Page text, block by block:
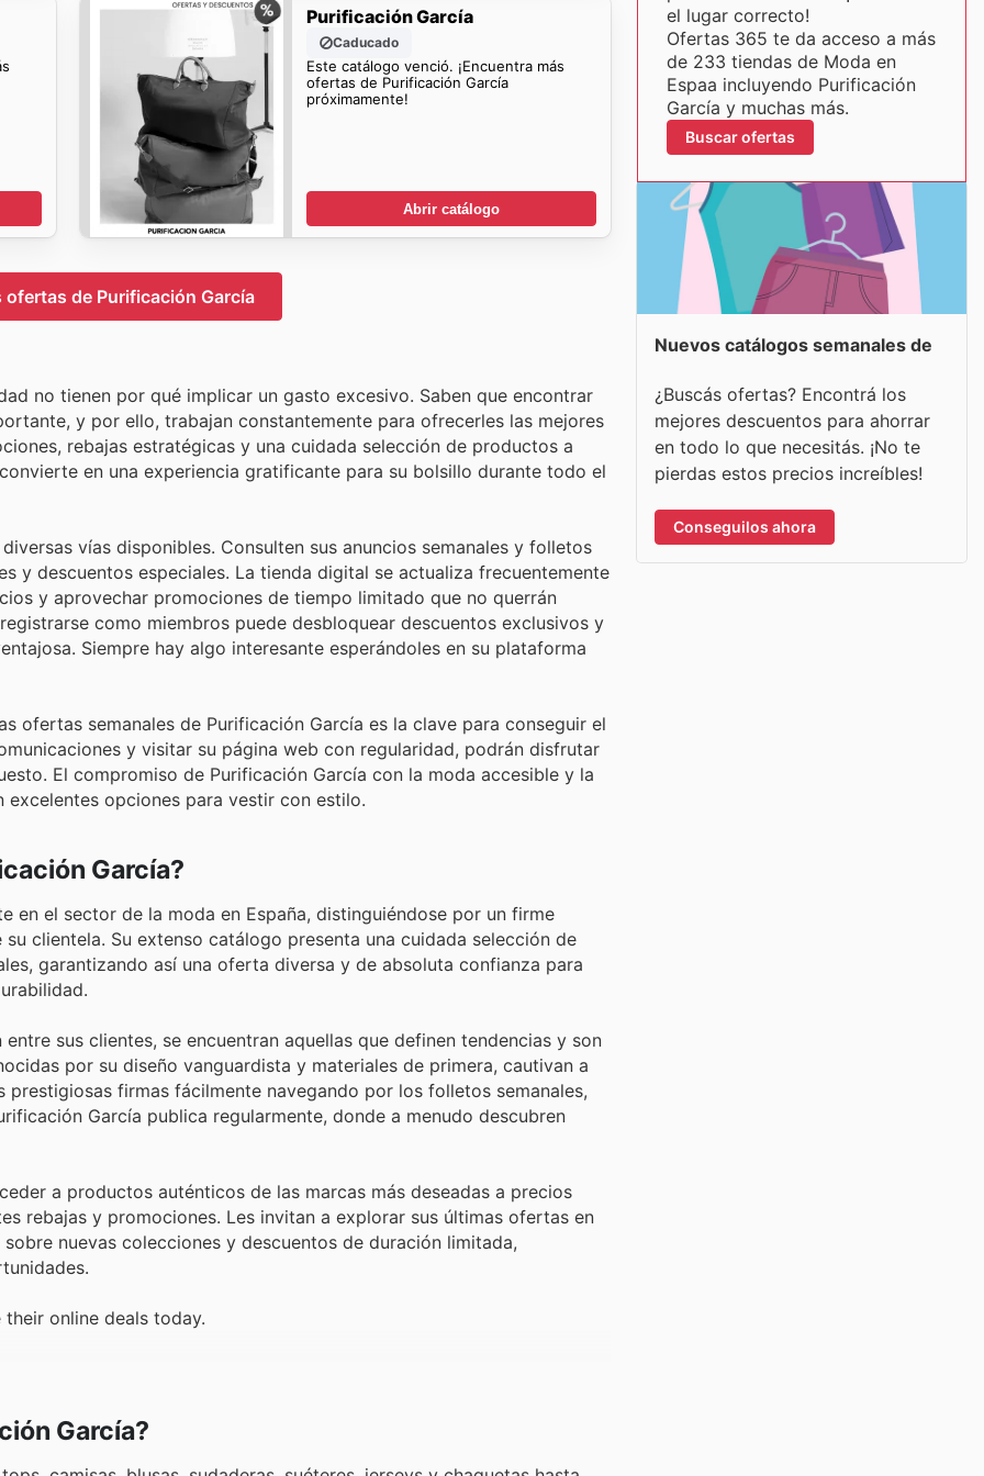
Purificación García
Caducado
Este catálogo venció. ¡Encuentra más
ofertas de Purificación García
próximamente!
Abrir catálogo
ofertas de Purificación García
no tienen por qué implicar un gasto excesivo. Saben que encontrar
y por ello, trabajan constantemente para ofrecerles las mejores
rebajas estratégicas y una cuidada selección de productos a
en una experiencia gratificante para su bolsillo durante todo el
vías disponibles. Consulten sus anuncios semanales y folletos
y descuentos especiales. La tienda digital se actualiza frecuentemente
y aprovechar promociones de tiempo limitado que no querrán
como miembros puede desbloquear descuentos exclusivos y
Siempre hay algo interesante esperándoles en su plataforma
ofertas semanales de Purificación García es la clave para conseguir el
y visitar su página web con regularidad, podrán disfrutar
El compromiso de Purificación García con la moda accesible y la
opciones para vestir con estilo.
García?
en el sector de la moda en España, distinguiéndose por un firme
clientela. Su extenso catálogo presenta una cuidada selección de
garantizando así una oferta diversa y de absoluta confianza para
sus clientes, se encuentran aquellas que definen tendencias y son
por su diseño vanguardista y materiales de primera, cautivan a
firmas fácilmente navegando por los folletos semanales,
García publica regularmente, donde a menudo descubren
a productos auténticos de las marcas más deseadas a precios
rebajas y promociones. Les invitan a explorar sus últimas ofertas en
nuevas colecciones y descuentos de duración limitada,
online deals today.
García?
el lugar correcto!
Ofertas 365 te da acceso a más
de 233 tiendas de Moda en
Espaa incluyendo Purificación
García y muchas más.
Buscar ofertas
Nuevos catálogos semanales de
¿Buscás ofertas? Encontrá los
mejores descuentos para ahorrar
en todo lo que necesitás. ¡No te
pierdas estos precios increíbles!
Conseguilos ahora